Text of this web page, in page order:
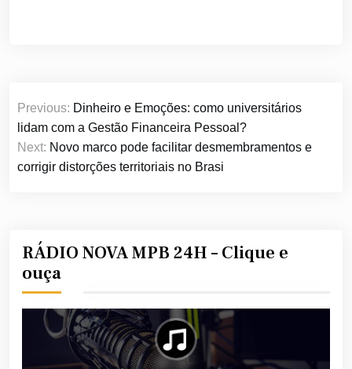
Navegação
de
Post
Previous: Dinheiro e Emoções: como universitários
lidam com a Gestão Financeira Pessoal?
Next: Novo marco pode facilitar desmembramentos e
corrigir distorções territoriais no Brasi
RÁDIO NOVA MPB 24H – Clique e
ouça